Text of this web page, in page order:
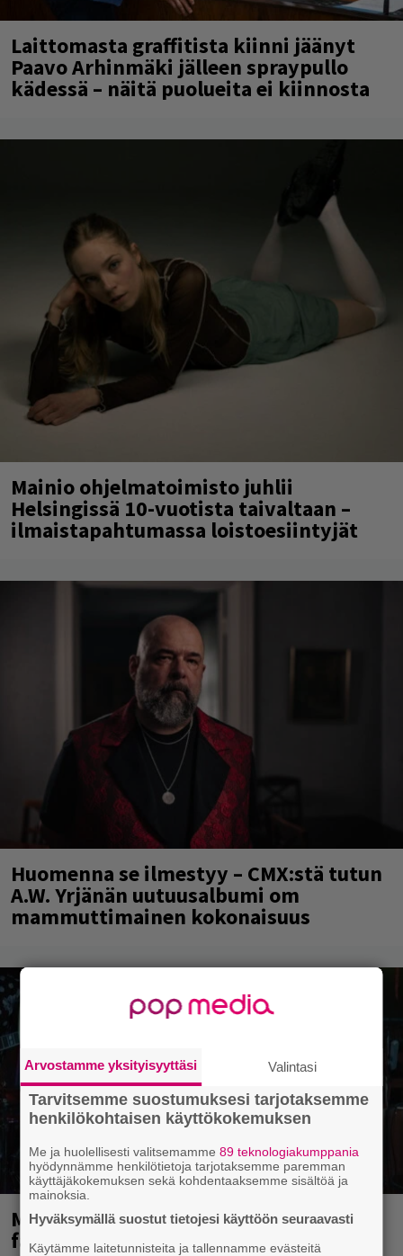
Laittomasta graffitista kiinni jäänyt
Paavo Arhinmäki jälleen spraypullo
kädessä – näitä puolueita ei kiinnosta
Mainio ohjelmatoimisto juhlii
Helsingissä 10-vuotista taivaltaan –
ilmaistapahtumassa loistoesiintyjät
Huomenna se ilmestyy – CMX:stä tutun
A.W. Yrjänän uutuusalbumi om
mammuttimainen kokonaisuus
Mainioita uutisia Remu Aaltosen
faneille
Arvostamme yksityisyyttäsi Valintasi
Tarvitsemme suostumuksesi tarjotaksemme
henkilökohtaisen käyttökokemuksen
Me ja huolellisesti valitsemamme89 teknologiakumppania
hyödynnämme henkilötietoja tarjotaksemme paremman
käyttäjäkokemuksen sekä kohdentaaksemme sisältöä ja
mainoksia.
Hyväksymällä suostut tietojesi käyttöön seuraavasti
Käytämme laitetunnisteita ja tallennamme evästeitä